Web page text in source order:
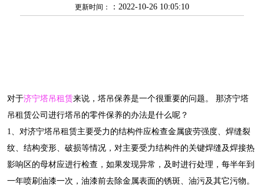
更新时间： ：2022-10-26 10:05:10
对于济宁塔吊租赁来说，塔吊保养是一个很重要的问题。 那济宁塔
吊租赁公司进行塔吊的零件保养的办法是什么呢？
1、对济宁塔吊租赁主要受力的结构件应检查金属疲劳强度、焊缝裂
纹、结构变形、破损等情况，对主要受力结构件的关键焊缝及焊接热
影响区的母材应进行检查，如果发现异常，及时进行处理，每半年到
一年喷刷油漆一次，油漆前去除金属表面的锈斑、油污及其它污物。